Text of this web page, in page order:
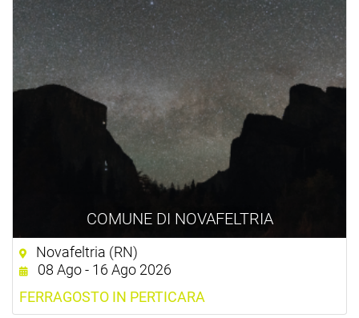
COMUNE DI NOVAFELTRIA
Novafeltria (RN)
08 Ago - 16 Ago 2026
FERRAGOSTO IN PERTICARA